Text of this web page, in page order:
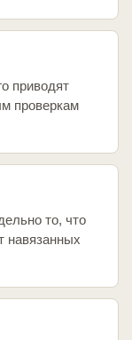
приводят
проверкам
то, что
навязанных